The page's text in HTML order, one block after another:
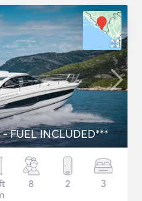
FUEL INCLUDED***
8 2 3